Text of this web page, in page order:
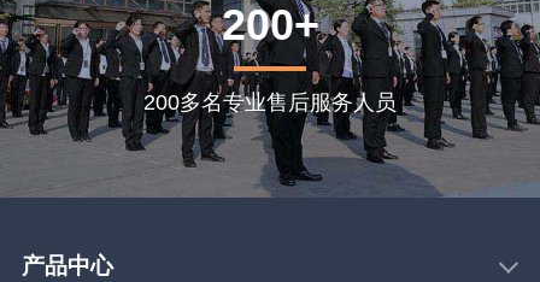
200+
200多名专业售后服务人员
产品中心